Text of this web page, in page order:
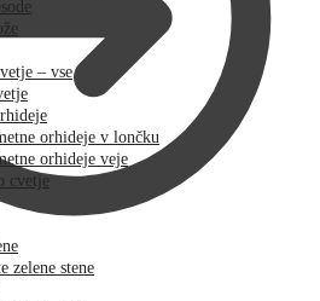
– vse
orhideje v lončku
orhideje veje
cvetje
zelene stene